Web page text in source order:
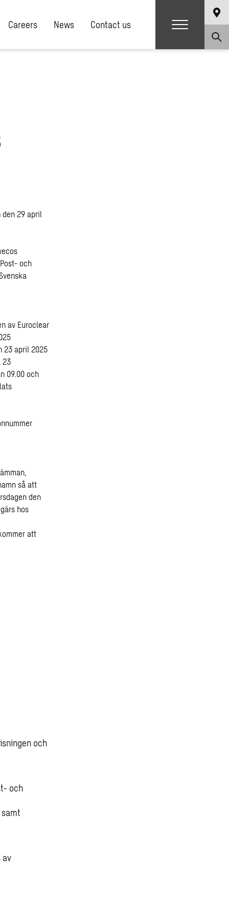
Careers News Contact us
29 april
och
av Euroclear
23 april 2025
23
09.00 och
så att
den
hos
att
och
och
av